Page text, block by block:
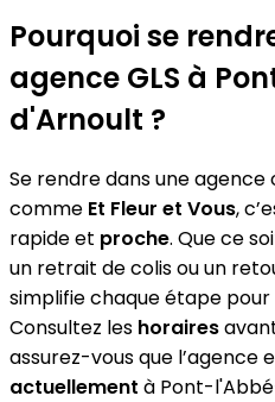
Pourquoi se
agence GLS à
d'Arnoult ?
Se rendre dans une agence
comme Et Fleur et Vous,
rapide et proche. Que ce
un retrait de colis ou un
simplifie chaque étape
Consultez les horaires
assurez-vous que l’agence
actuellement à Pont-